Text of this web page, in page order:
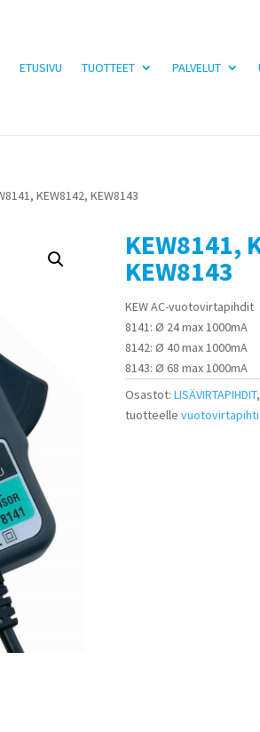
ETUSIVU TUOTTEET PALVELUT
KEW8142, KEW8143
KEW8141,
KEW8143
KEW AC-vuotovirtapihdit
8141: Ø 24 max 1000mA
8142: Ø 40 max 1000mA
8143: Ø 68 max 1000mA
Osastot:LISÄVIRTAPIHDIT
tuotteellevuotovirtapihti